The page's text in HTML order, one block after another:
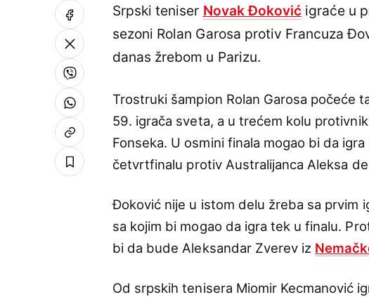
Srpski teniser Novak Đoković igraće u
sezoni Rolan Garosa protiv Francuza
danas žrebom u Parizu.
Trostruki šampion Rolan Garosa počeće
59. igrača sveta, a u trećem kolu
Fonseka. U osmini finala mogao bi da
četvrtfinalu protiv Australijanca Aleksa
Đoković nije u istom delu žreba sa prvim
sa kojim bi mogao da igra tek u finalu.
bi da bude Aleksandar Zverev iz
Od srpskih tenisera Miomir Kecmanović